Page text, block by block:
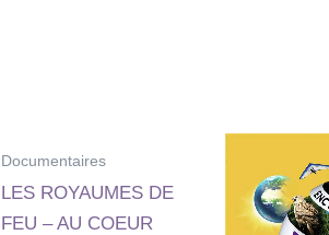
Documentaires
LES ROYAUMES DE
FEU – AU COEUR